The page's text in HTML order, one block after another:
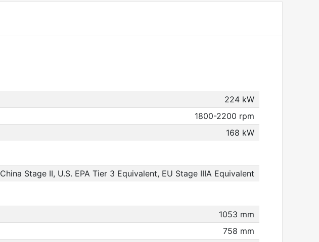
224 kW
1800-2200 rpm
168 kW
China Stage II, U.S. EPA Tier 3 Equivalent, EU Stage IIIA Equivalent
1053 mm
758 mm